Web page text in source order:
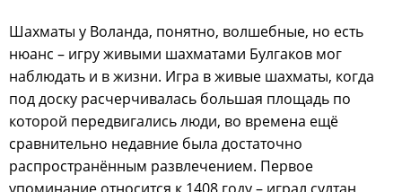
Шахматы у Воланда, понятно, волшебные, но есть
нюанс – игру живыми шахматами Булгаков мог
наблюдать и в жизни. Игра в живые шахматы, когда
под доску расчерчивалась большая площадь по
которой передвигались люди, во времена ещё
сравнительно недавние была достаточно
распространённым развлечением. Первое